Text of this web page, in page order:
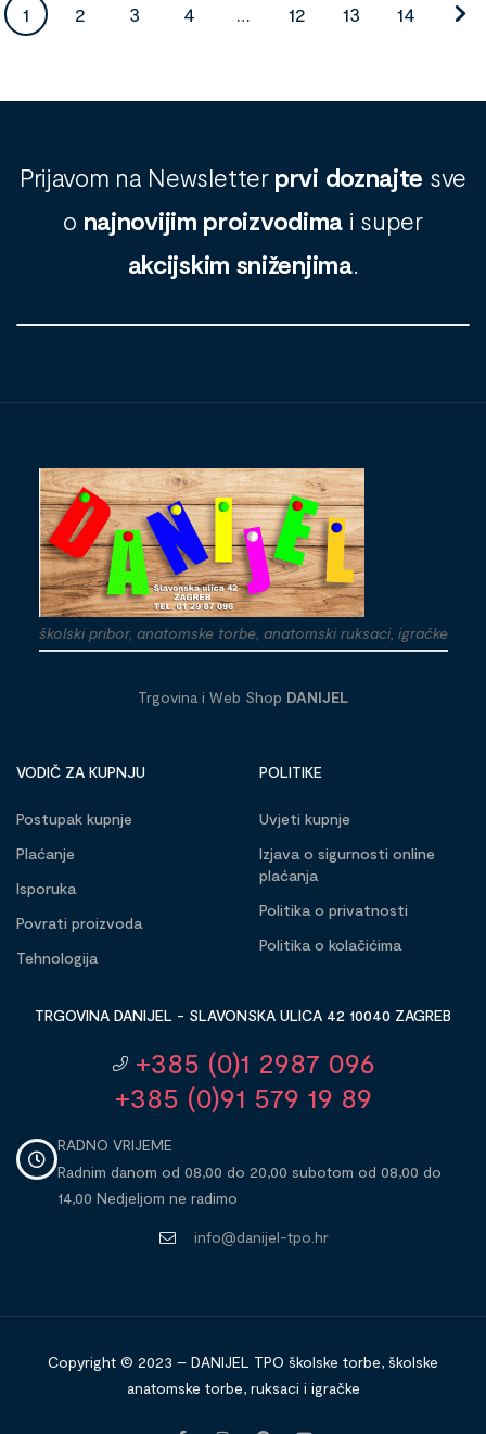
1 2 3 4 … 12 13 14
Prijavom na Newsletter prvi doznajte sve
o najnovijim proizvodima i super
akcijskim sniženjima.
školski pribor, anatomske torbe, anatomski ruksaci, igračke
Trgovina i Web Shop DANIJEL
VODIČ ZA KUPNJU
Postupak kupnje
Plaćanje
Isporuka
Povrati proizvoda
Tehnologija
POLITIKE
Uvjeti kupnje
Izjava o sigurnosti online
plaćanja
Politika o privatnosti
Politika o kolačićima
TRGOVINA DANIJEL - SLAVONSKA ULICA 42 10040 ZAGREB
+385 (0)1 2987 096
+385 (0)91 579 19 89
RADNO VRIJEME
Radnim danom od 08,00 do 20,00 subotom od 08,00 do
14,00 Nedjeljom ne radimo
info@danijel-tpo.hr
Copyright © 2023 – DANIJEL TPO školske torbe, školske
anatomske torbe, ruksaci i igračke